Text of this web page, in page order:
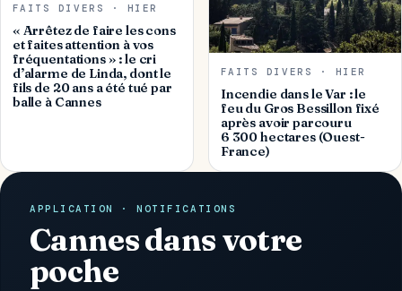
FAITS DIVERS · HIER
« Arrêtez de faire les cons
et faites attention à vos
fréquentations » : le cri
d’alarme de Linda, dont le
fils de 20 ans a été tué par
balle à Cannes
FAITS DIVERS · HIER
Incendie dans le Var : le
feu du Gros Bessillon fixé
après avoir parcouru
6 300 hectares (Ouest-
France)
APPLICATION · NOTIFICATIONS
Cannes dans votre
poche